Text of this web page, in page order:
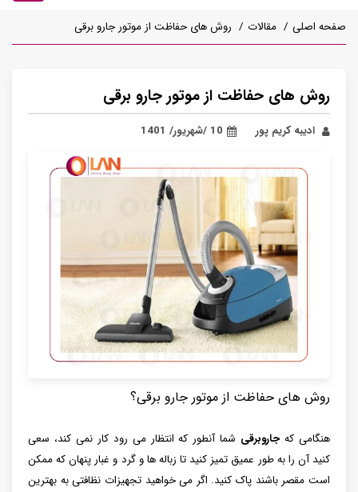
صفحه اصلی مقالات روش های حفاظت از موتور جارو برقی
روش های حفاظت از موتور جارو برقی
ادیبه کریم پور 10 /شهریور/ 1401
روش های حفاظت از موتور جارو برقی؟
هنگامی که جاروبرقی شما آنطور که انتظار می رود کار نمی کند، سعی
کنید آن را به طور عمیق تمیز کنید تا زباله ها و گرد و غبار پنهان که ممکن
است مقصر باشند پاک کنید. اگر می‌ خواهید تجهیزات نظافتی به بهترین